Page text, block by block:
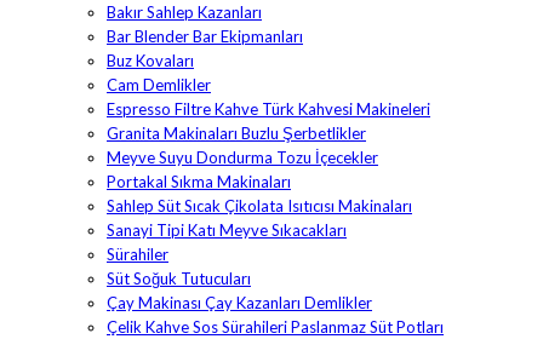
Bakır Sahlep Kazanları
Bar Blender Bar Ekipmanları
Buz Kovaları
Cam Demlikler
Espresso Filtre Kahve Türk Kahvesi Makineleri
Granita Makinaları Buzlu Şerbetlikler
Meyve Suyu Dondurma Tozu İçecekler
Portakal Sıkma Makinaları
Sahlep Süt Sıcak Çikolata Isıtıcısı Makinaları
Sanayi Tipi Katı Meyve Sıkacakları
Sürahiler
Süt Soğuk Tutucuları
Çay Makinası Çay Kazanları Demlikler
Çelik Kahve Sos Sürahileri Paslanmaz Süt Potları